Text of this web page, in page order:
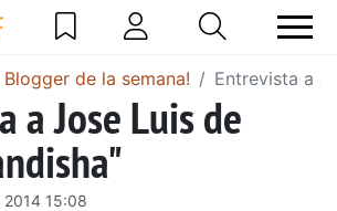
Blogger de la semana! Entrevista a
a Jose Luis de
2014 15:08